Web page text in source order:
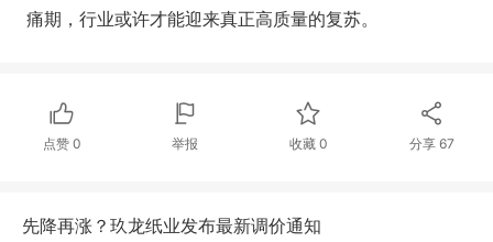
痛期，行业或许才能迎来真正高质量的复苏。
点赞 0 举报 收藏 0 分享 67
先降再涨？玖龙纸业发布最新调价通知